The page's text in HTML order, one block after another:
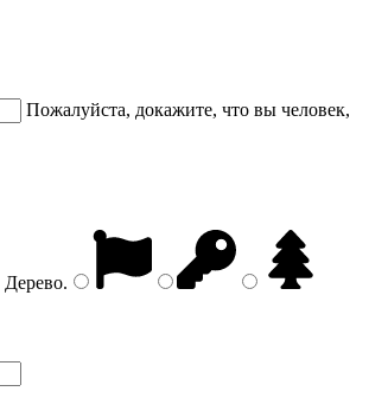
Пожалуйста, докажите, что вы человек,
Дерево.